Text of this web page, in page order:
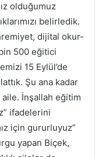
olduğumuz
belirledik.
dijital okur-
500 eğitici
15 Eylül’de
Şu ana kadar
İnşallah eğitim
ifadelerini
için gururluyuz”
yapan Biçek,